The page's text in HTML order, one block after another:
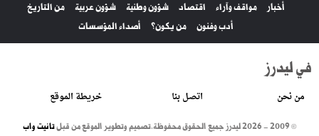
أخبار مواقف وآراء اقتصاد شؤون وطنية شؤون عربية
من التاريخ
أدب وفنون
من يكون؟ أصداء المؤسسات
في ليدرز
من نحن اتصل بنا خريطة الموقع
© 2009 - 2026 ليدرز جميع الحقوق محفوظة. تصميم وتطوير الموقع من قبلتانيت واب